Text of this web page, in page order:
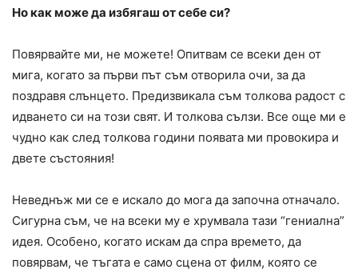
Но как може да избягаш от себе си?
Повярвайте ми, не можете! Опитвам се всеки ден от
мига, когато за първи път съм отворила очи, за да
поздравя слънцето. Предизвикала съм толкова радост с
идването си на този свят. И толкова сълзи. Все още ми е
чудно как след толкова години появата ми провокира и
двете състояния!
Неведнъж ми се е искало до мога да започна отначало.
Сигурна съм, че на всеки му е хрумвала тази “гениална”
идея. Особено, когато искам да спра времето, да
повярвам, че тъгата е само сцена от филм, която се